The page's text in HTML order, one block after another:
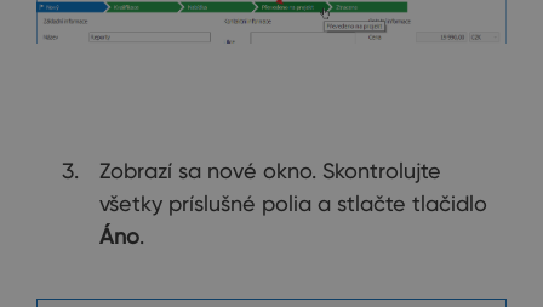
Zobrazí sa nové okno. Skontrolujte
všetky príslušné polia a stlačte tlačidlo
Áno.